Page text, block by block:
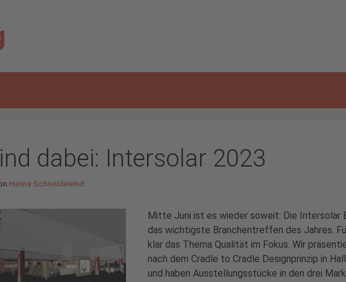
dabei: Intersolar 2023
Hanna Schneidawind
Mitte Juni ist es wieder soweit: Die Intersolar
das wichtigste Branchentreffen des Jahres.
klar das Thema Qualität im Fokus. Wir
nach dem Cradle to Cradle Designprinzip in
und haben Ausstellungsstücke in den drei